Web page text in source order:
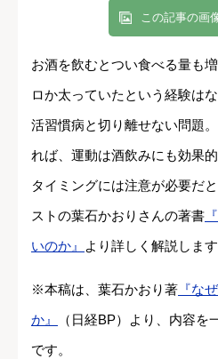
この記事の画
お酒を飲むとつい食べる量も
ロか太っていたという経験は
活習慣病と切り離せない問題
れば、運動は酒飲みにも効果
タイミングには注意が必要だ
ストの葉石かおりさんの著書
いのか』
より詳しく解説します
※本稿は、葉石かおり著 『な
か』
（日経BP）より、内容
です。